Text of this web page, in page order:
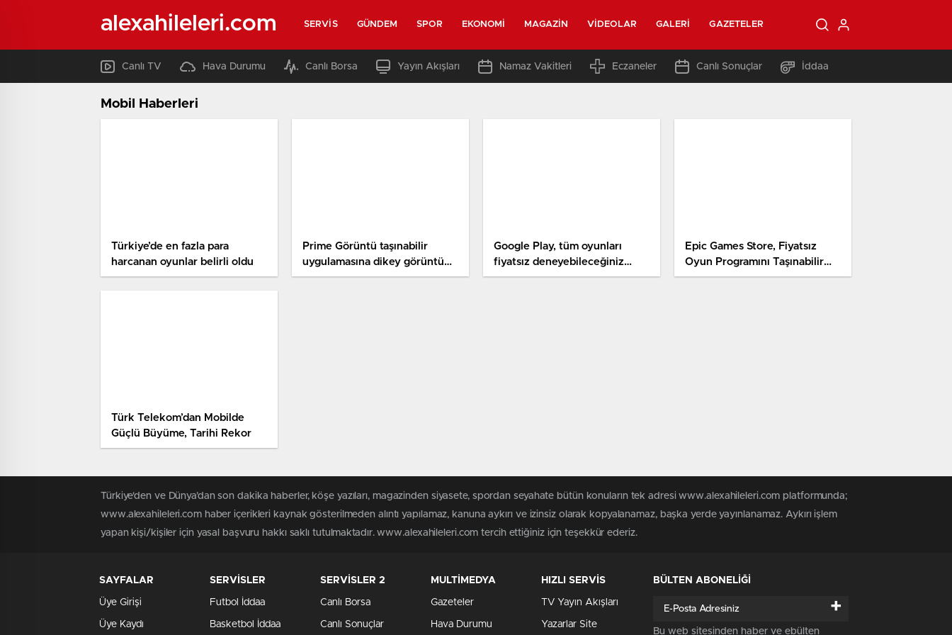
alexahileleri.com SERVIS GÜNDEM SPOR EKONOMI MAGAZIN VIDEOLAR GALERI GAZETELER
Canlı TV Hava Durumu Canlı Borsa Yayın Akışları Namaz Vakitleri Eczaneler Canlı Sonuçlar İddaa
Mobil Haberleri
Türkiye’de en fazla para
harcanan oyunlar belirli oldu
Prime Görüntü taşınabilir
uygulamasına dikey görüntü
akışı ekledi
Google Play, tüm oyunları
fiyatsız deneyebileceğiniz
özelliğini duyurdu
Epic Games Store, Fiyatsız
Oyun Programını Taşınabilir
Mağazasına da Getirecek
Türk Telekom’dan Mobilde
Güçlü Büyüme, Tarihi Rekor
Türkiye'den ve Dünya’dan son dakika haberler, köşe yazıları, magazinden siyasete, spordan seyahate bütün konuların tek adresi www.alexahileleri.com platformunda;
www.alexahileleri.com haber içerikleri kaynak gösterilmeden alıntı yapılamaz, kanuna aykırı ve izinsiz olarak kopyalanamaz, başka yerde yayınlanamaz. Aykırı işlem
yapan kişi/kişiler için yasal başvuru hakkı saklı tutulmaktadır. www.alexahileleri.com tercih ettiğiniz için teşekkür ederiz.
SAYFALAR
Üye Girişi
Üye Kaydı
SERVİSLER
Futbol İddaa
Basketbol İddaa
SERVİSLER 2
Canlı Borsa
Canlı Sonuçlar
MULTİMEDYA
Gazeteler
Hava Durumu
HIZLI SERVİS
TV Yayın Akışları
Yazarlar Site
BÜLTEN ABONELİĞİ
+
Bu web sitesinden haber ve ebülten